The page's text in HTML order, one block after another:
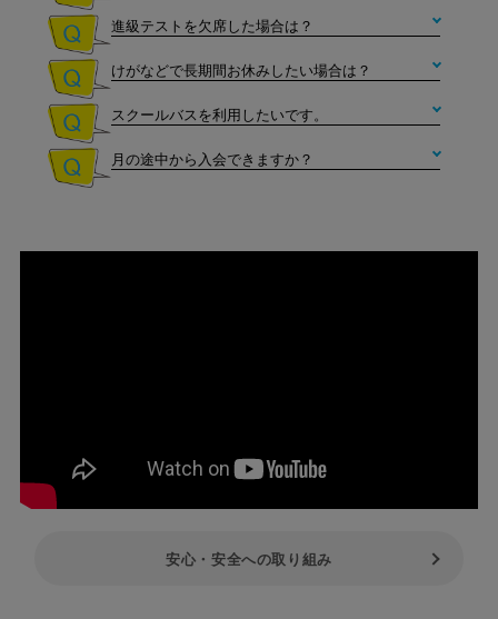
メガスイマー
ト更新
進級テストを欠席した場合は？
けがなどで長期間お休みしたい場合は？
スクールバスを利用したいです。
月の途中から入会できますか？
安心・安全への取り組み